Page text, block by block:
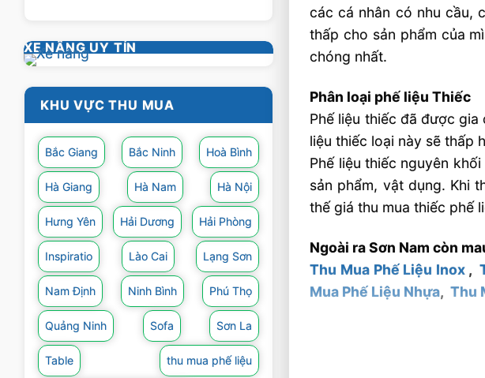
XE NÂNG UY TÍN
KHU VỰC THU MUA
Bắc Giang Bắc Ninh Hoà Bình
Hà Giang Hà Nam Hà Nội
Hưng Yên Hải Dương Hải Phòng
Inspiratio Lào Cai Lạng Sơn
Nam Định Ninh Bình Phú Thọ
Quảng Ninh Sofa Sơn La
Table thu mua phế liệu
các cá nhân có nhu cầu,
thấp cho sản phẩm của
chóng nhất.
Phân loại phế liệu Thiếc
Phế liệu thiếc đã được
liệu thiếc loại này sẽ thấp
Phế liệu thiếc nguyên
sản phẩm, vật dụng. Khi
thế giá thu mua thiếc phế
Ngoài ra Sơn Nam còn
Thu Mua Phế Liệu Inox,
Mua Phế Liệu Nhựa,Thu